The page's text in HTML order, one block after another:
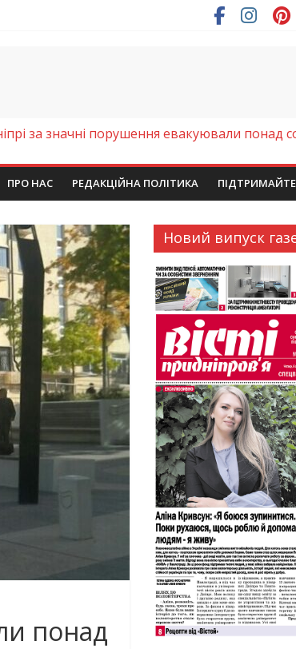
монастиря (Фото)
за значні порушення евакуювали понад
ПРО НАС РЕДАКЦІЙНА ПОЛІТИКА
понад
Новий випуск